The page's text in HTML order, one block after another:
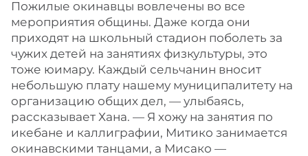
Пожилые окинавцы вовлечены во все
мероприятия общины. Даже когда они
приходят на школьный стадион поболеть за
чужих детей на занятиях физкультуры, это
тоже юимару. Каждый сельчанин вносит
небольшую плату нашему муниципалитету на
организацию общих дел, — улыбаясь,
рассказывает Хана. — Я хожу на занятия по
икебане и каллиграфии, Митико занимается
окинавскими танцами, а Мисако —